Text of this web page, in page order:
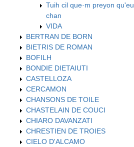
Tuih cil que·m preyon qu'eu
chan
VIDA
BERTRAN DE BORN
BIETRIS DE ROMAN
BOFILH
BONDIE DIETAIUTI
CASTELLOZA
CERCAMON
CHANSONS DE TOILE
CHASTELAIN DE COUCI
CHIARO DAVANZATI
CHRESTIEN DE TROIES
CIELO D'ALCAMO